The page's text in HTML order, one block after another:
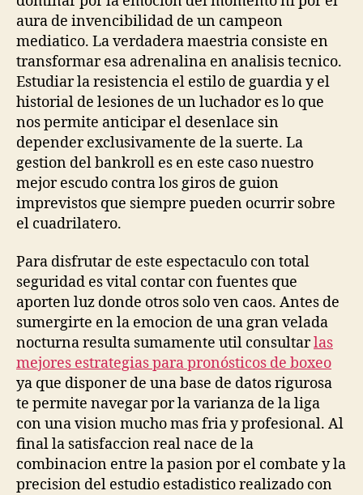
aura de invencibilidad de un campeon
mediatico. La verdadera maestria consiste en
transformar esa adrenalina en analisis tecnico.
Estudiar la resistencia el estilo de guardia y el
historial de lesiones de un luchador es lo que
nos permite anticipar el desenlace sin
depender exclusivamente de la suerte. La
gestion del bankroll es en este caso nuestro
mejor escudo contra los giros de guion
imprevistos que siempre pueden ocurrir sobre
el cuadrilatero.
Para disfrutar de este espectaculo con total
seguridad es vital contar con fuentes que
aporten luz donde otros solo ven caos. Antes de
sumergirte en la emocion de una gran velada
nocturna resulta sumamente util consultarlas
mejores estrategias para pronósticos de boxeo
ya que disponer de una base de datos rigurosa
te permite navegar por la varianza de la liga
con una vision mucho mas fria y profesional. Al
final la satisfaccion real nace de la
combinacion entre la pasion por el combate y la
precision del estudio estadistico realizado con